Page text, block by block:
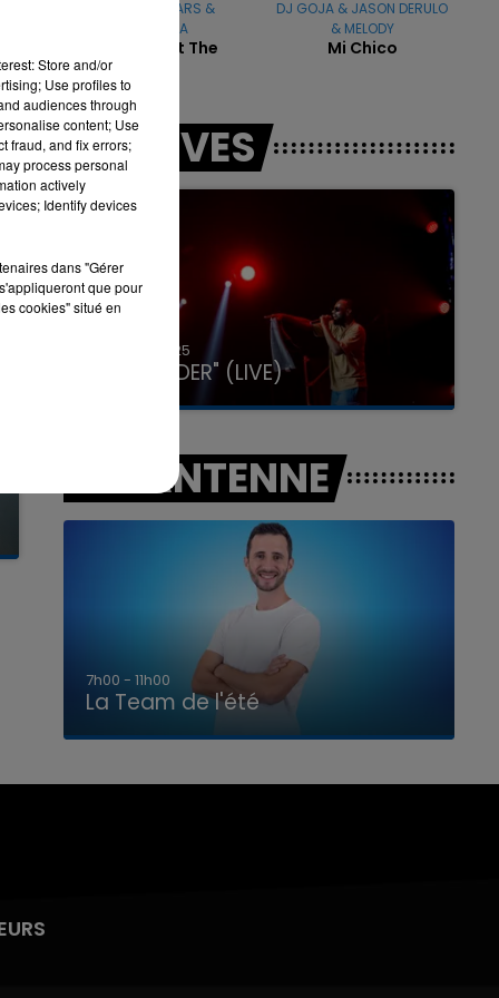
7h00 - 11h00
LA TEAM DE L'ÉTÉ
BRITNEY SPEARS &
MADONNA
Me Against The
DJ GOJA & JASON DERULO
& MELODY
Mi Chico
LES LIVES
31 janvier 2025
GIMS "SPIDER" (LIVE)
A L'ANTENNE
7h00 - 11h00
La Team de l'été
Store and/or
Use profiles to
audiences through
content; Use
fraud, and fix errors;
process personal
actively
Identify devices
dans "Gérer
que pour
cookies" situé en